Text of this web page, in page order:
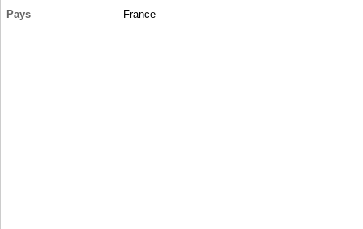
Pays
France